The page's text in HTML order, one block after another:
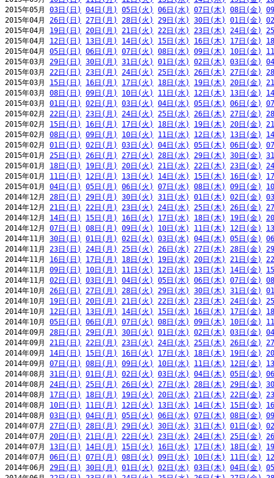
2015年05月 03日(日) 04日(月) 05日(火) 06日(水) 07日(木) 08日(金)
2015年04月 26日(日) 27日(月) 28日(火) 29日(水) 30日(木) 01日(金)
2015年04月 19日(日) 20日(月) 21日(火) 22日(水) 23日(木) 24日(金)
2015年04月 12日(日) 13日(月) 14日(火) 15日(水) 16日(木) 17日(金)
2015年04月 05日(日) 06日(月) 07日(火) 08日(水) 09日(木) 10日(金)
2015年03月 29日(日) 30日(月) 31日(火) 01日(水) 02日(木) 03日(金)
2015年03月 22日(日) 23日(月) 24日(火) 25日(水) 26日(木) 27日(金)
2015年03月 15日(日) 16日(月) 17日(火) 18日(水) 19日(木) 20日(金)
2015年03月 08日(日) 09日(月) 10日(火) 11日(水) 12日(木) 13日(金)
2015年03月 01日(日) 02日(月) 03日(火) 04日(水) 05日(木) 06日(金)
2015年02月 22日(日) 23日(月) 24日(火) 25日(水) 26日(木) 27日(金)
2015年02月 15日(日) 16日(月) 17日(火) 18日(水) 19日(木) 20日(金)
2015年02月 08日(日) 09日(月) 10日(火) 11日(水) 12日(木) 13日(金)
2015年02月 01日(日) 02日(月) 03日(火) 04日(水) 05日(木) 06日(金)
2015年01月 25日(日) 26日(月) 27日(火) 28日(水) 29日(木) 30日(金)
2015年01月 18日(日) 19日(月) 20日(火) 21日(水) 22日(木) 23日(金)
2015年01月 11日(日) 12日(月) 13日(火) 14日(水) 15日(木) 16日(金)
2015年01月 04日(日) 05日(月) 06日(火) 07日(水) 08日(木) 09日(金)
2014年12月 28日(日) 29日(月) 30日(火) 31日(水) 01日(木) 02日(金)
2014年12月 21日(日) 22日(月) 23日(火) 24日(水) 25日(木) 26日(金)
2014年12月 14日(日) 15日(月) 16日(火) 17日(水) 18日(木) 19日(金)
2014年12月 07日(日) 08日(月) 09日(火) 10日(水) 11日(木) 12日(金)
2014年11月 30日(日) 01日(月) 02日(火) 03日(水) 04日(木) 05日(金)
2014年11月 23日(日) 24日(月) 25日(火) 26日(水) 27日(木) 28日(金)
2014年11月 16日(日) 17日(月) 18日(火) 19日(水) 20日(木) 21日(金)
2014年11月 09日(日) 10日(月) 11日(火) 12日(水) 13日(木) 14日(金)
2014年11月 02日(日) 03日(月) 04日(火) 05日(水) 06日(木) 07日(金)
2014年10月 26日(日) 27日(月) 28日(火) 29日(水) 30日(木) 31日(金)
2014年10月 19日(日) 20日(月) 21日(火) 22日(水) 23日(木) 24日(金)
2014年10月 12日(日) 13日(月) 14日(火) 15日(水) 16日(木) 17日(金)
2014年10月 05日(日) 06日(月) 07日(火) 08日(水) 09日(木) 10日(金)
2014年09月 28日(日) 29日(月) 30日(火) 01日(水) 02日(木) 03日(金)
2014年09月 21日(日) 22日(月) 23日(火) 24日(水) 25日(木) 26日(金)
2014年09月 14日(日) 15日(月) 16日(火) 17日(水) 18日(木) 19日(金)
2014年09月 07日(日) 08日(月) 09日(火) 10日(水) 11日(木) 12日(金)
2014年08月 31日(日) 01日(月) 02日(火) 03日(水) 04日(木) 05日(金)
2014年08月 24日(日) 25日(月) 26日(火) 27日(水) 28日(木) 29日(金)
2014年08月 17日(日) 18日(月) 19日(火) 20日(水) 21日(木) 22日(金)
2014年08月 10日(日) 11日(月) 12日(火) 13日(水) 14日(木) 15日(金)
2014年08月 03日(日) 04日(月) 05日(火) 06日(水) 07日(木) 08日(金)
2014年07月 27日(日) 28日(月) 29日(火) 30日(水) 31日(木) 01日(金)
2014年07月 20日(日) 21日(月) 22日(火) 23日(水) 24日(木) 25日(金)
2014年07月 13日(日) 14日(月) 15日(火) 16日(水) 17日(木) 18日(金)
2014年07月 06日(日) 07日(月) 08日(火) 09日(水) 10日(木) 11日(金)
2014年06月 29日(日) 30日(月) 01日(火) 02日(水) 03日(木) 04日(金)